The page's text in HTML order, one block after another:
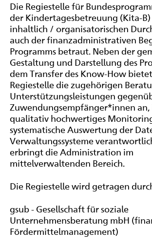
Die Regiestelle für
der Kindertagesbetreuung (Kita-
inhaltlich / organisatorischen
auch der finanzadministrativen
Programms betraut. Neben der
Gestaltung und Darstellung des
dem Transfer des Know-How
Regiestelle die zugehörigen
Unterstützungsleistungen
Zuwendungsempfänger*innen an,
qualitativ hochwertiges
systematische Auswertung der
Verwaltungssysteme
erbringt die Administration im
mittelverwaltenden Bereich.
Die Regiestelle wird getragen
gsub - Gesellschaft für soziale
Unternehmensberatung mbH
Fördermittelmanagement)